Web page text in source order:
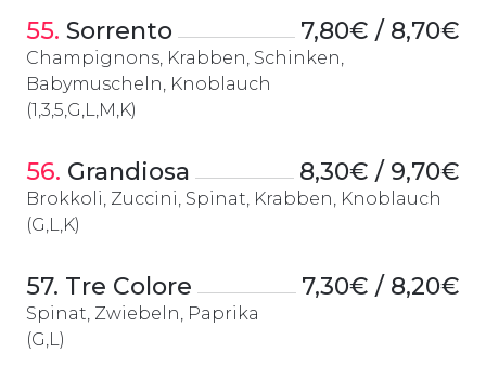
55. Sorrento 7,80€ / 8,70€
Champignons, Krabben, Schinken,
Babymuscheln, Knoblauch
(1,3,5,G,L,M,K)
56. Grandiosa 8,30€ / 9,70€
Brokkoli, Zuccini, Spinat, Krabben, Knoblauch
(G,L,K)
57. Tre Colore 7,30€ / 8,20€
Spinat, Zwiebeln, Paprika
(G,L)